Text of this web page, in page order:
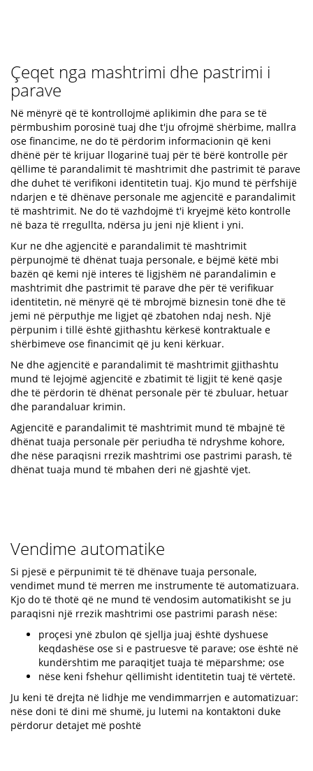
Çeqet nga mashtrimi dhe pastrimi i
parave
Në mënyrë që të kontrollojmë aplikimin dhe para se të
përmbushim porosinë tuaj dhe t'ju ofrojmë shërbime, mallra
ose financime, ne do të përdorim informacionin që keni
dhënë për të krijuar llogarinë tuaj për të bërë kontrolle për
qëllime të parandalimit të mashtrimit dhe pastrimit të parave
dhe duhet të verifikoni identitetin tuaj. Kjo mund të përfshijë
ndarjen e të dhënave personale me agjencitë e parandalimit
të mashtrimit. Ne do të vazhdojmë t'i kryejmë këto kontrolle
në baza të rregullta, ndërsa ju jeni një klient i yni.
Kur ne dhe agjencitë e parandalimit të mashtrimit
përpunojmë të dhënat tuaja personale, e bëjmë këtë mbi
bazën që kemi një interes të ligjshëm në parandalimin e
mashtrimit dhe pastrimit të parave dhe për të verifikuar
identitetin, në mënyrë që të mbrojmë biznesin tonë dhe të
jemi në përputhje me ligjet që zbatohen ndaj nesh. Një
përpunim i tillë është gjithashtu kërkesë kontraktuale e
shërbimeve ose financimit që ju keni kërkuar.
Ne dhe agjencitë e parandalimit të mashtrimit gjithashtu
mund të lejojmë agjencitë e zbatimit të ligjit të kenë qasje
dhe të përdorin të dhënat personale për të zbuluar, hetuar
dhe parandaluar krimin.
Agjencitë e parandalimit të mashtrimit mund të mbajnë të
dhënat tuaja personale për periudha të ndryshme kohore,
dhe nëse paraqisni rrezik mashtrimi ose pastrimi parash, të
dhënat tuaja mund të mbahen deri në gjashtë vjet.
Vendime automatike
Si pjesë e përpunimit të të dhënave tuaja personale,
vendimet mund të merren me instrumente të automatizuara.
Kjo do të thotë që ne mund të vendosim automatikisht se ju
paraqisni një rrezik mashtrimi ose pastrimi parash nëse:
proçesi ynë zbulon që sjellja juaj është dyshuese
keqdashëse ose si e pastruesve të parave; ose është në
kundërshtim me paraqitjet tuaja të mëparshme; ose
nëse keni fshehur qëllimisht identitetin tuaj të vërtetë.
Ju keni të drejta në lidhje me vendimmarrjen e automatizuar:
nëse doni të dini më shumë, ju lutemi na kontaktoni duke
përdorur detajet më poshtë